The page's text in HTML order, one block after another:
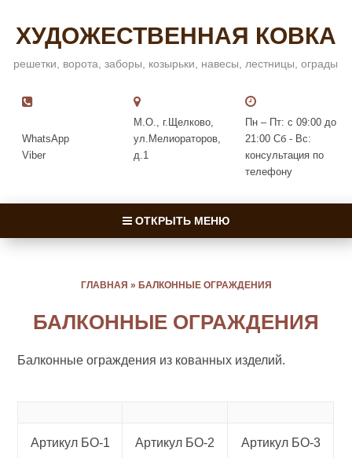
ХУДОЖЕСТВЕННАЯ КОВКА
решетки, ворота, заборы, козырьки, навесы, лестницы, ограды
Пн – Пт: с 09:00 до
21:00 Сб - Вс:
консультация по
телефону
М.О., г.Щелково,
ул.Мелиораторов,
д.1
WhatsApp
Viber
ОТКРЫТЬ МЕНЮ
ГЛАВНАЯ » БАЛКОННЫЕ ОГРАЖДЕНИЯ
БАЛКОННЫЕ ОГРАЖДЕНИЯ
Балконные ограждения из кованных изделий.
Артикул БО-1 Артикул БО-2 Артикул БО-3